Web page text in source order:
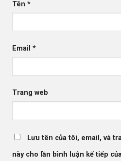
Tên *
Email *
Trang web
Lưu tên của tôi, email, và
này cho lần bình luận kế tiếp